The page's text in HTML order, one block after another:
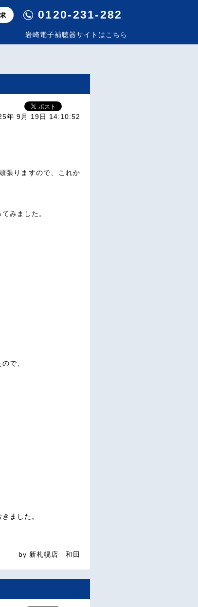
0120-231-282
岩崎電子補聴器サイトはこちら
年 9月 19日 14:10:52
張りますので、これか
みました。
で、
ました。
by 新札幌店 和田